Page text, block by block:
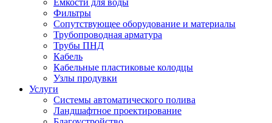
Емкости для воды
Фильтры
Сопутствующее оборудование и материалы
Трубопроводная арматура
Трубы ПНД
Кабель
Кабельные пластиковые колодцы
Узлы продувки
Услуги
Системы автоматического полива
Ландшафтное проектирование